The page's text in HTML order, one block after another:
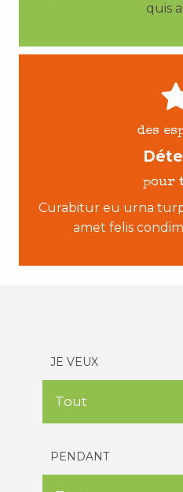
quis
des
pour
Curabitur eu urna
amet felis
JE VEUX
PENDANT